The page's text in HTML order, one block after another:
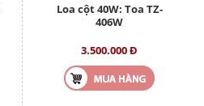
Loa cột 40W: Toa TZ-
406W
3.500.000 Đ